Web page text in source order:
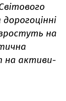
на
на активи-